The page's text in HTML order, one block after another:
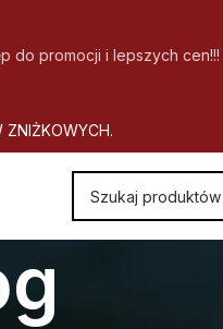
do promocji i lepszych cen!!!
ZNIŻKOWYCH.